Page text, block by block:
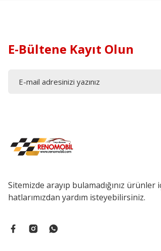
E-Bültene Kayıt Olun
Sitemizde arayıp bulamadığınız ürünler
hatlarımızdan yardım isteyebilirsiniz.